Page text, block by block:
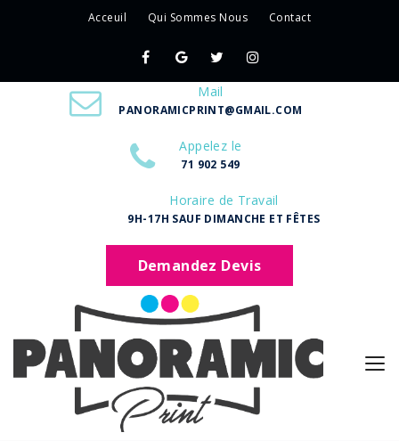
Acceuil Qui Sommes Nous Contact
Mail
PANORAMICPRINT@GMAIL.COM
Appelez le
71 902 549
Horaire de Travail
9H-17H SAUF DIMANCHE ET FÊTES
Demandez Devis